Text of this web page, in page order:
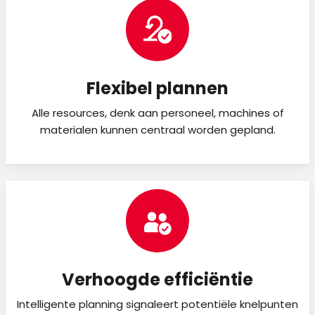
Flexibel plannen
Alle resources, denk aan personeel, machines of
materialen kunnen centraal worden gepland.
Verhoogde efficiëntie
Intelligente planning signaleert potentiële knelpunten